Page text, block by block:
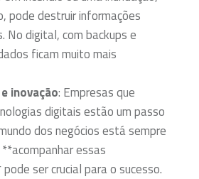
pode destruir informações
No digital, com backups e
ficam muito mais
inovação: Empresas que
digitais estão um passo
dos negócios está sempre
essas
ser crucial para o sucesso.